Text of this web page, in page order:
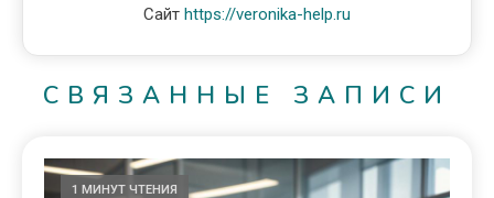
Сайт https://veronika-help.ru
СВЯЗАННЫЕ ЗАПИСИ
1 МИНУТ ЧТЕНИЯ